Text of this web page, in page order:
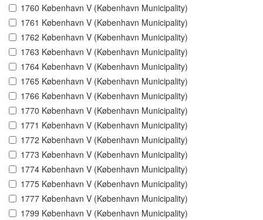
1760 København V (København Municipality)
1761 København V (København Municipality)
1762 København V (København Municipality)
1763 København V (København Municipality)
1764 København V (København Municipality)
1765 København V (København Municipality)
1766 København V (København Municipality)
1770 København V (København Municipality)
1771 København V (København Municipality)
1772 København V (København Municipality)
1773 København V (København Municipality)
1774 København V (København Municipality)
1775 København V (København Municipality)
1777 København V (København Municipality)
1799 København V (København Municipality)